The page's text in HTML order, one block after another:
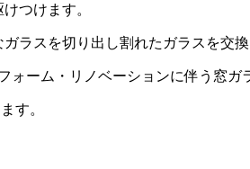
つけます。
ラスを切り出し割れたガラスを交換
ーム・リノベーションに伴う窓ガ
す。